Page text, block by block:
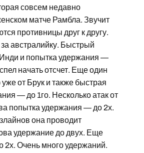
совсем недавно
матче Рамбла. Звучит
противницы друг к другу.
австралийку. Быстрый
и попытка удержания —
начать отсчет. Еще один
от Брук и также быстрая
— до 1го. Несколько атак от
попытка удержания — до 2х.
она проводит
удержание до двух. Еще
2х. Очень много удержаний.